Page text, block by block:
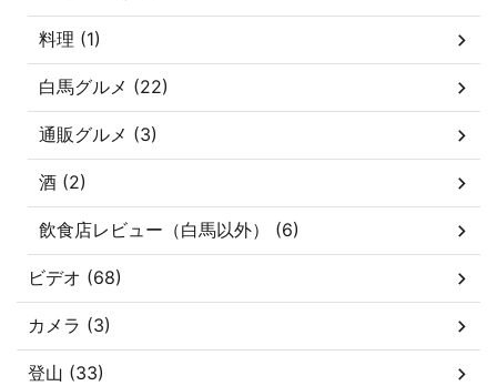
料理 (1)
白馬グルメ (22)
通販グルメ (3)
酒 (2)
飲食店レビュー（白馬以外） (6)
ビデオ (68)
カメラ (3)
登山 (33)